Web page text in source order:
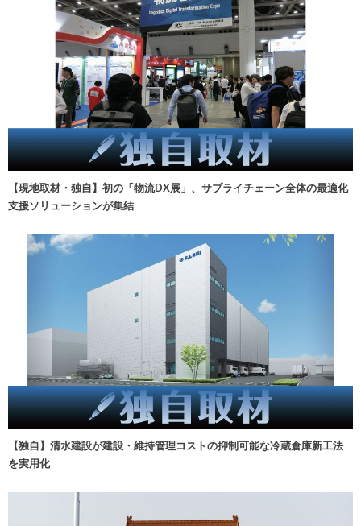
【現地取材・独自】初の「物流DX展」、サプライチェーン全体の最適化
支援ソリューションが集結
【独自】清水建設が建設・維持管理コストの抑制可能な冷蔵倉庫新工法
を実用化